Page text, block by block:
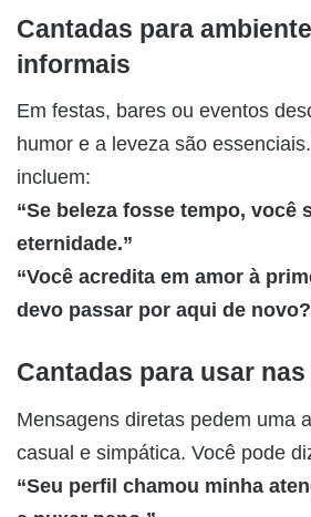
Cantadas para
informais
Em festas, bares ou eventos
humor e a leveza são
incluem:
“Se beleza fosse tempo, você
eternidade.”
“Você acredita em amor à
devo passar por aqui de
Cantadas para usar
Mensagens diretas pedem uma
casual e simpática. Você pode
“Seu perfil chamou minha